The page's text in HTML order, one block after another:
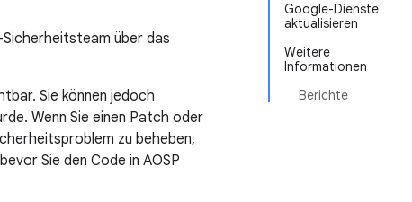
Google-Dienste
aktualisieren
Weitere
Informationen
Berichte
über das
Sie können jedoch
Wenn Sie einen Patch oder
zu beheben,
Sie den Code in AOSP